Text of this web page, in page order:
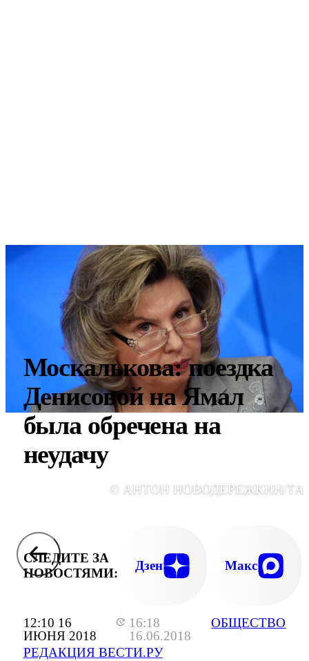
12:10 16
ИЮНЯ 2018
16:18
16.06.2018
РЕДАКЦИЯ ВЕСТИ.РУ
ОБЩЕСТВО
Москалькова: поездка
Денисовой на Ямал
была обречена на
неудачу
© АНТОН НОВОДЕРЕЖКИН/
СЛЕДИТЕ ЗА
НОВОСТЯМИ:
Дзен Макс